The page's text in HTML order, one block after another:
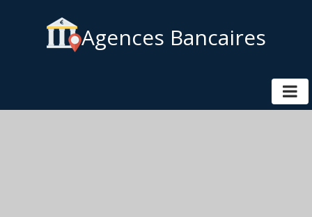
Agences Bancaires